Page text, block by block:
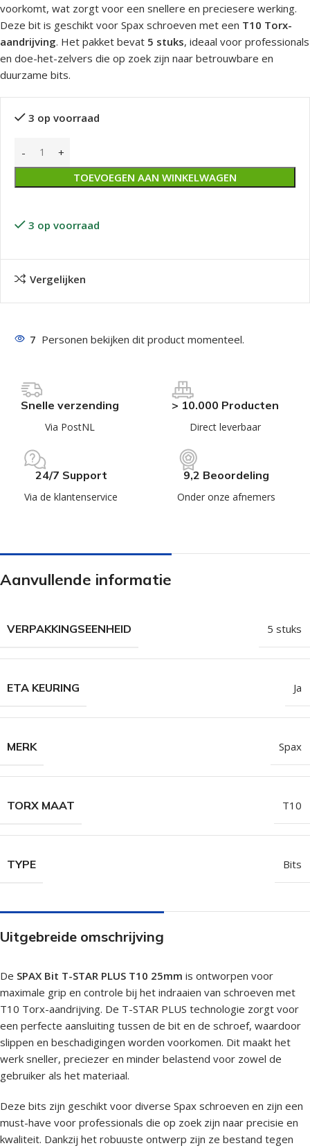
voorkomt, wat zorgt voor een snellere en preciesere werking.
Deze bit is geschikt voor Spax schroeven met een T10 Torx-
aandrijving. Het pakket bevat 5 stuks, ideaal voor professionals
en doe-het-zelvers die op zoek zijn naar betrouwbare en
duurzame bits.
3 op voorraad
TOEVOEGEN AAN WINKELWAGEN
3 op voorraad
Vergelijken
7 Personen bekijken dit product momenteel.
Snelle verzending
Via PostNL
> 10.000 Producten
Direct leverbaar
24/7 Support
Via de klantenservice
9,2 Beoordeling
Onder onze afnemers
Aanvullende informatie
VERPAKKINGSEENHEID 5 stuks
ETA KEURING Ja
MERK Spax
TORX MAAT T10
TYPE Bits
Uitgebreide omschrijving
De SPAX Bit T-STAR PLUS T10 25mm is ontworpen voor
maximale grip en controle bij het indraaien van schroeven met
T10 Torx-aandrijving. De T-STAR PLUS technologie zorgt voor
een perfecte aansluiting tussen de bit en de schroef, waardoor
slippen en beschadigingen worden voorkomen. Dit maakt het
werk sneller, preciezer en minder belastend voor zowel de
gebruiker als het materiaal.
Deze bits zijn geschikt voor diverse Spax schroeven en zijn een
must-have voor professionals die op zoek zijn naar precisie en
kwaliteit. Dankzij het robuuste ontwerp zijn ze bestand tegen